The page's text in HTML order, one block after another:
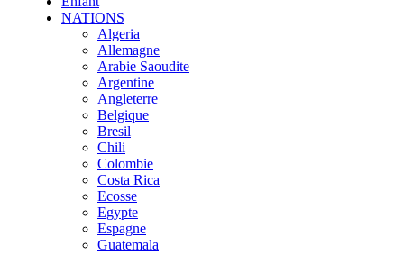
NATIONS
Algeria
Allemagne
Arabie Saoudite
Argentine
Angleterre
Belgique
Bresil
Chili
Colombie
Costa Rica
Ecosse
Egypte
Espagne
Guatemala